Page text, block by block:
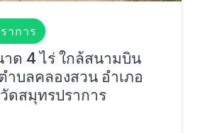
าการ
ด 4 ไร่ ใกล้สนามบิน
บลคลองสวน อำเภอ
ดสมุทรปราการ